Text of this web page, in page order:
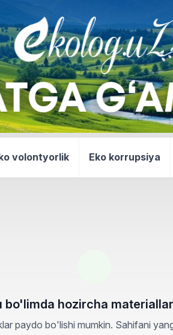
volontyorlik Eko korrupsiya
bo'limda hozircha
paydo bo'lishi mumkin. Sahifani